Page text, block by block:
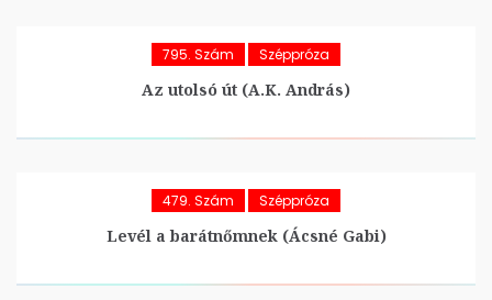
795. Szám Széppróza
Az utolsó út (A.K. András)
479. Szám Széppróza
Levél a barátnőmnek (Ácsné Gabi)